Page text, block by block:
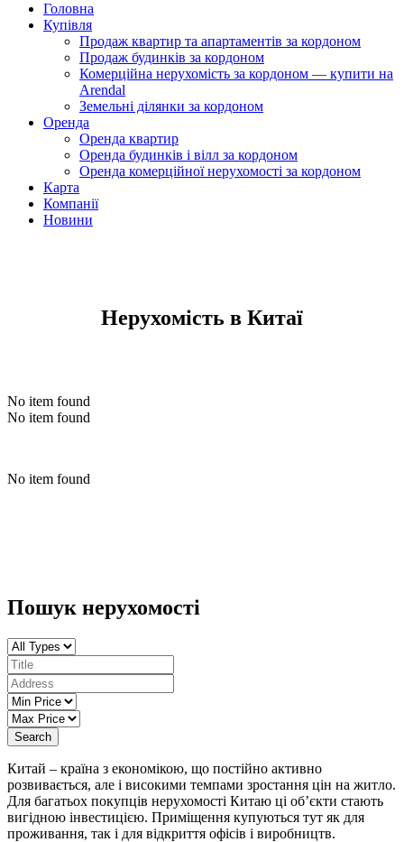
Головна
Купівля
Продаж квартир та апартаментів за кордоном
Продаж будинків за кордоном
Комерційна нерухомість за кордоном — купити на
Arendal
Земельні ділянки за кордоном
Оренда
Оренда квартир
Оренда будинків і вілл за кордоном
Оренда комерційної нерухомості за кордоном
Карта
Компанії
Новини
Нерухомість в Китаї
No item found
No item found
No item found
Пошук нерухомості
Search
Китай – країна з економікою, що постійно активно
розвивається, але і високими темпами зростання цін на житло.
Для багатьох покупців нерухомості Китаю ці об’єкти стають
вигідною інвестицією. Приміщення купуються тут як для
проживання, так і для відкриття офісів і виробництв.